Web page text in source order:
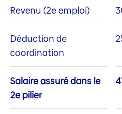
Revenu (2e emploi)
Déduction de
coordination
Salaire assuré dans le
2e pilier